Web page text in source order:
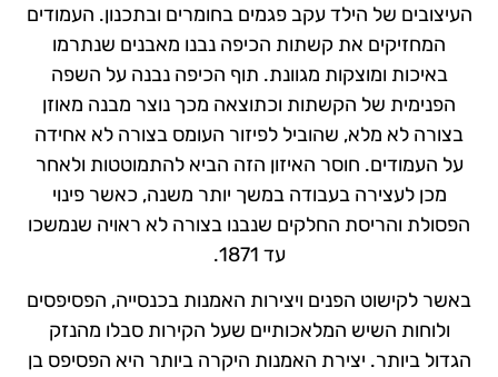
העיצובים של הילד עקב פגמים בחומרים ובתכנון. העמודים
המחזיקים את קשתות הכיפה נבנו מאבנים שנתרמו
באיכות ומוצקות מגוונת. תוף הכיפה נבנה על השפה
הפנימית של הקשתות וכתוצאה מכך נוצר מבנה מאוזן
בצורה לא מלא, שהוביל לפיזור העומס בצורה לא אחידה
על העמודים. חוסר האיזון הזה הביא להתמוטטות ולאחר
מכן לעצירה בעבודה במשך יותר משנה, כאשר פינוי
הפסולת והריסת החלקים שנבנו בצורה לא ראויה שנמשכו
עד 1871.
באשר לקישוט הפנים ויצירות האמנות בכנסייה, הפסיפסים
ולוחות השיש המלאכותיים שעל הקירות סבלו מהנזק
הגדול ביותר. יצירת האמנות היקרה ביותר היא הפסיפס בן